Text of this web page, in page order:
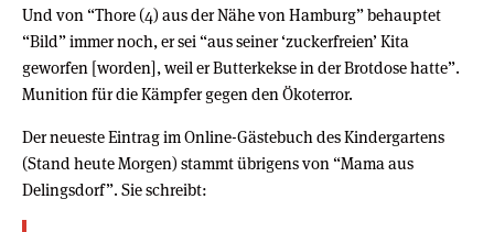
Und von “Thore (4) aus der Nähe von Hamburg” behauptet
“Bild” immer noch, er sei “aus seiner ‘zuckerfreien’ Kita
geworfen [worden], weil er Butterkekse in der Brotdose hatte”.
Munition für die Kämpfer gegen den Ökoterror.
Der neueste Eintrag im Online-Gästebuch des Kindergartens
(Stand heute Morgen) stammt übrigens von “Mama aus
Delingsdorf”. Sie schreibt: